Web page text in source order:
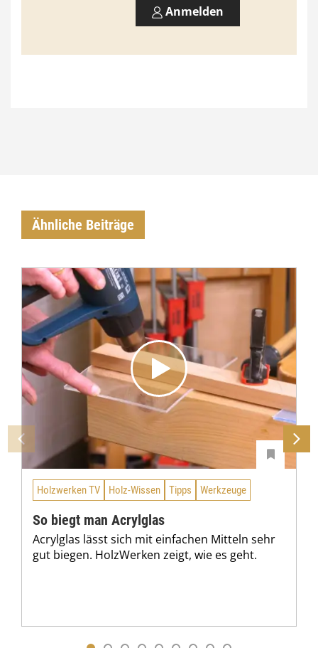
0
Anmelden
Ähnliche Beiträge
Holzwerken TV Holz-Wissen Tipps Werkzeuge
So biegt man Acrylglas
Acrylglas lässt sich mit einfachen Mitteln sehr
gut biegen. HolzWerken zeigt, wie es geht.